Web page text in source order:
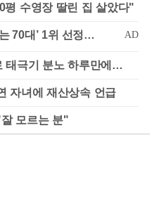
수영장 딸린 집 살았다"
태극기 분노 하루만에…
자녀에 재산상속 언급
모르는 분"